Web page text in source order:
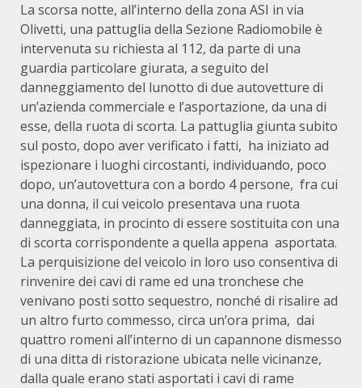
La scorsa notte, all’interno della zona ASI in via
Olivetti, una pattuglia della Sezione Radiomobile è
intervenuta su richiesta al 112, da parte di una
guardia particolare giurata, a seguito del
danneggiamento del lunotto di due autovetture di
un’azienda commerciale e l’asportazione, da una di
esse, della ruota di scorta. La pattuglia giunta subito
sul posto, dopo aver verificato i fatti, ha iniziato ad
ispezionare i luoghi circostanti, individuando, poco
dopo, un’autovettura con a bordo 4 persone, fra cui
una donna, il cui veicolo presentava una ruota
danneggiata, in procinto di essere sostituita con una
di scorta corrispondente a quella appena asportata.
La perquisizione del veicolo in loro uso consentiva di
rinvenire dei cavi di rame ed una tronchese che
venivano posti sotto sequestro, nonché di risalire ad
un altro furto commesso, circa un’ora prima, dai
quattro romeni all’interno di un capannone dismesso
di una ditta di ristorazione ubicata nelle vicinanze,
dalla quale erano stati asportati i cavi di rame